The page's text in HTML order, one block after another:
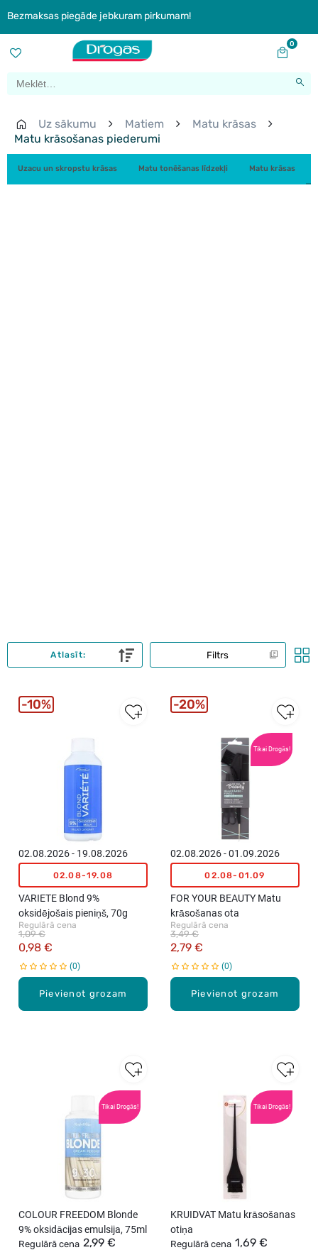
Bezmaksas piegāde jebkuram pirkumam!
0
Uz sākumu Matiem
Matu krāsas
Matu krāsošanas piederumi
Uzacu un skropstu krāsas Matu tonēšanas līdzekļi Matu krāsas
Filtrs
Atlasīt:
Pievienot grozam
02.08.2026 - 19.08.2026
02.08-19.08
VARIETE Blond 9%
oksidējošais pieniņš, 70g
Regulārā cena
0,98 €
1,09 €
0
10%
Tikai Drogās!
Pievienot grozam
02.08.2026 - 01.09.2026
02.08-01.09
FOR YOUR BEAUTY Matu
krāsošanas ota
Regulārā cena
2,79 €
3,49 €
0
20%
Tikai Drogās!
COLOUR FREEDOM Blonde
9% oksidācijas emulsija, 75ml
Regulārā cena 2,99 €
Tikai Drogās!
KRUIDVAT Matu krāsošanas
otiņa
Regulārā cena 1,69 €